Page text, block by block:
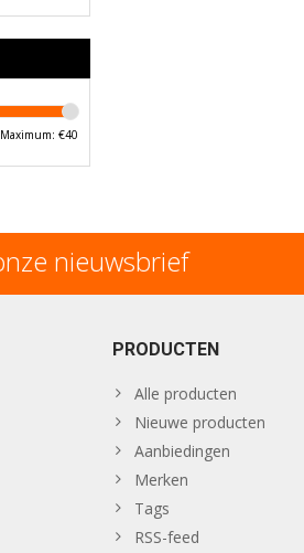
Maximum: €40
nieuwsbrief
PRODUCTEN
Alle producten
Nieuwe producten
Aanbiedingen
Merken
Tags
RSS-feed